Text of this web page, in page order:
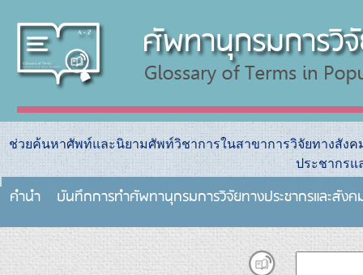
ช่วยค้นหาศัพท์และนิยามศัพท์วิชาการในสาขาการวิจัยทางสัง
ประชากรแ
คำนำ บันทึกการทําศัพทานุกรมการวิจัยทางประชากรและสัง